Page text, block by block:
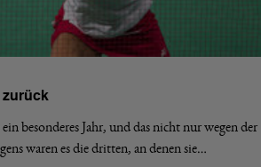
besonderes Jahr, und das nicht nur wegen der
waren es die dritten, an denen sie…